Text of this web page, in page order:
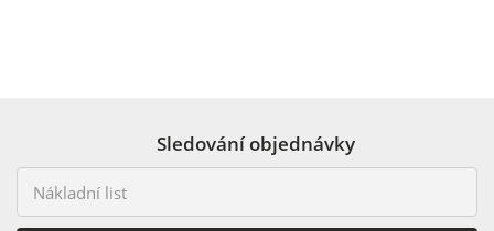
Sledování objednávky